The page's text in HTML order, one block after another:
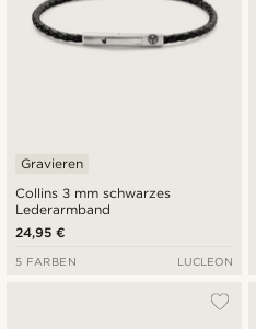
Collins 3 mm schwarzes
Lederarmband
Gravieren
24,95 €
5 FARBEN LUCLEON